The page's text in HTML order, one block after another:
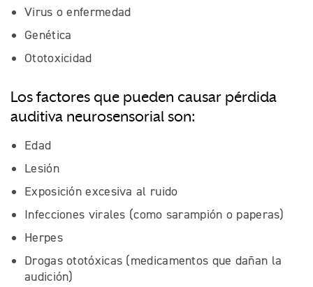
Virus o enfermedad
Genética
Ototoxicidad
Los factores que pueden causar pérdida
auditiva neurosensorial son:
Edad
Lesión
Exposición excesiva al ruido
Infecciones virales (como sarampión o paperas)
Herpes
Drogas ototóxicas (medicamentos que dañan la
audición)